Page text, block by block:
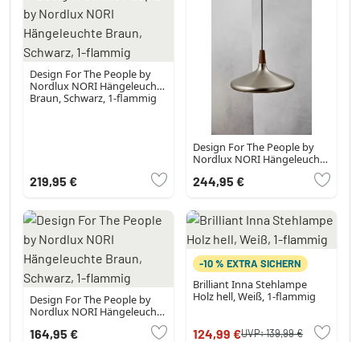
Design For The People by
Nordlux NORI Hängeleuchte
Braun, Schwarz, 1-flammig
219,95 €
Design For The People by
Nordlux NORI Hängeleuchte
Braun, Schwarz, 1-flammig
244,95 €
Design For The People by
Nordlux NORI Hängeleuchte
Braun, Schwarz, 1-flammig
164,95 €
-10 % EXTRA SICHERN
Brilliant Inna Stehlampe
Holz hell, Weiß, 1-flammig
124,99 €UVP:139,99 €